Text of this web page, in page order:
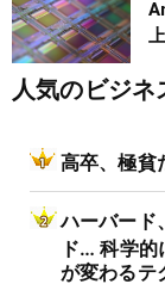
人気のビジネ
高卒、極貧
ハーバード
ド… 科学的
が変わるテ